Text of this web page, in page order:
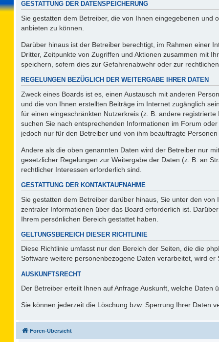
GESTATTUNG DER DATENSPEICHERUNG
Sie gestatten dem Betreiber, die von Ihnen eingegebenen
anbieten zu können.
Darüber hinaus ist der Betreiber berechtigt, im Rahmen einer
Dritter, Zeitpunkte von Zugriffen und Aktionen zusammen mit
speichern, sofern dies zur Gefahrenabwehr oder zur
REGELUNGEN BEZÜGLICH DER WEITERGABE IHRER DATEN
Zweck eines Boards ist es, einen Austausch mit anderen
und die von Ihnen erstellten Beiträge im Internet zugänglich
für einen eingeschränkten Nutzerkreis (z. B. andere
suchen Sie nach entsprechenden Informationen im Forum
jedoch nur für den Betreiber und von ihm beauftragte
Andere als die oben genannten Daten wird der Betreiber nur
gesetzlicher Regelungen zur Weitergabe der Daten (z. B. an
rechtlicher Interessen erforderlich sind.
GESTATTUNG DER KONTAKTAUFNAHME
Sie gestatten dem Betreiber darüber hinaus, Sie unter den
zentraler Informationen über das Board erforderlich ist.
Ihrem persönlichen Bereich gestattet haben.
GELTUNGSBEREICH DIESER RICHTLINIE
Diese Richtlinie umfasst nur den Bereich der Seiten, die die
Software weitere personenbezogene Daten verarbeitet, wird
AUSKUNFTSRECHT
Der Betreiber erteilt Ihnen auf Anfrage Auskunft, welche Daten
Sie können jederzeit die Löschung bzw. Sperrung Ihrer Daten
Foren-Übersicht